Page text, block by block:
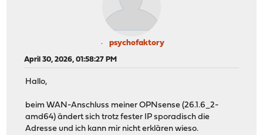
psychofaktory
April 30, 2026, 01:58:27 PM
Hallo,
beim WAN-Anschluss meiner OPNsense (26.1.6_2-
amd64) ändert sich trotz fester IP sporadisch die
Adresse und ich kann mir nicht erklären wieso.